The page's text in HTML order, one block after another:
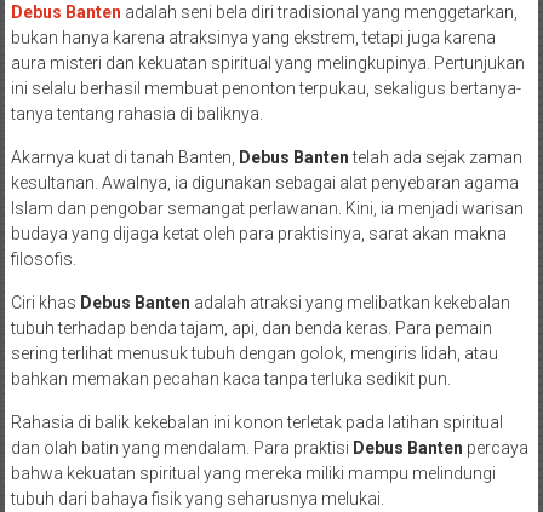
Debus Banten adalah seni bela diri tradisional yang menggetarkan,
bukan hanya karena atraksinya yang ekstrem, tetapi juga karena
aura misteri dan kekuatan spiritual yang melingkupinya. Pertunjukan
ini selalu berhasil membuat penonton terpukau, sekaligus bertanya-
tanya tentang rahasia di baliknya.
Akarnya kuat di tanah Banten, Debus Bantentelah ada sejak zaman
kesultanan. Awalnya, ia digunakan sebagai alat penyebaran agama
Islam dan pengobar semangat perlawanan. Kini, ia menjadi warisan
budaya yang dijaga ketat oleh para praktisinya, sarat akan makna
filosofis.
Ciri khas Debus Banten adalah atraksi yang melibatkan kekebalan
tubuh terhadap benda tajam, api, dan benda keras. Para pemain
sering terlihat menusuk tubuh dengan golok, mengiris lidah, atau
bahkan memakan pecahan kaca tanpa terluka sedikit pun.
Rahasia di balik kekebalan ini konon terletak pada latihan spiritual
dan olah batin yang mendalam. Para praktisi Debus Banten percaya
bahwa kekuatan spiritual yang mereka miliki mampu melindungi
tubuh dari bahaya fisik yang seharusnya melukai.